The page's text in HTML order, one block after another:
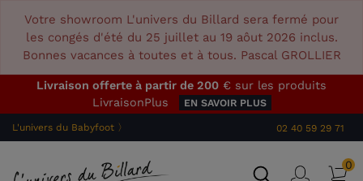
Votre showroom L'univers du Billard sera fermé pour
les congés d'été du 25 juillet au 19 aôut 2026 inclus.
Bonnes vacances à toutes et à tous. Pascal GROLLIER
Livraison offerte à partir de 200 € sur les produits
LivraisonPlus
EN SAVOIR PLUS
L'univers du Babyfoot 〉 02 40 59 29 71
0